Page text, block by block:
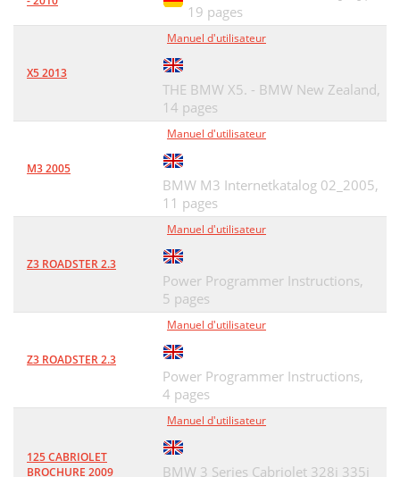
19 pages
X5 2013
Manuel d'utilisateur
THE BMW X5. - BMW New Zealand,
14 pages
M3 2005
Manuel d'utilisateur
BMW M3 Internetkatalog 02_2005,
11 pages
Z3 ROADSTER 2.3
Manuel d'utilisateur
Power Programmer Instructions,
5 pages
Z3 ROADSTER 2.3
Manuel d'utilisateur
Power Programmer Instructions,
4 pages
125 CABRIOLET
BROCHURE 2009
Manuel d'utilisateur
BMW 3 Series Cabriolet 328i 335i